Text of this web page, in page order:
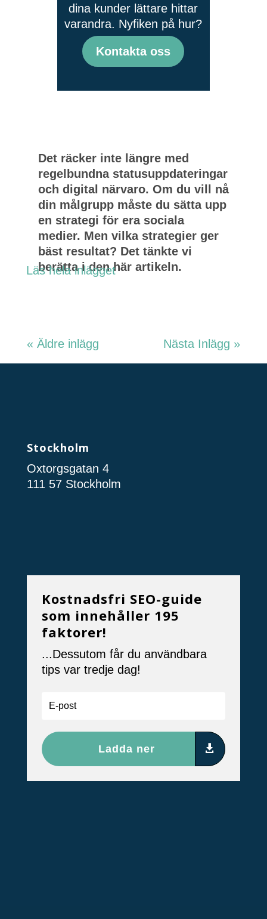
dina kunder lättare hittar
varandra. Nyfiken på hur?
Kontakta oss
Det räcker inte längre med
regelbundna statusuppdateringar
och digital närvaro. Om du vill nå
din målgrupp måste du sätta upp
en strategi för era sociala
medier. Men vilka strategier ger
bäst resultat? Det tänkte vi
berätta i den här artikeln.
Läs hela inlägget
« Äldre inlägg Nästa Inlägg »
Stockholm
Oxtorgsgatan 4
111 57 Stockholm
Kostnadsfri SEO-guide
som innehåller 195
faktorer!
...Dessutom får du användbara
tips var tredje dag!
Ladda ner